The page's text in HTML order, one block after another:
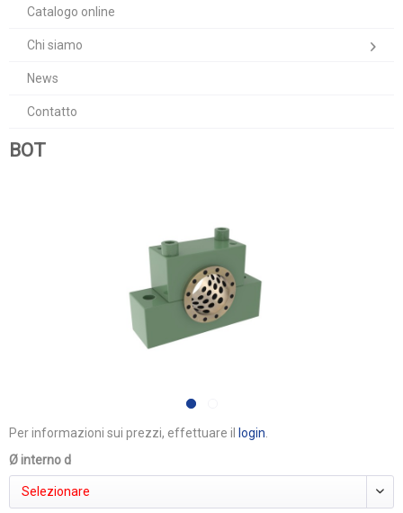
Catalogo online
Chi siamo
News
Contatto
BOT
Per informazioni sui prezzi, effettuare il login
Ø interno d
Selezionare